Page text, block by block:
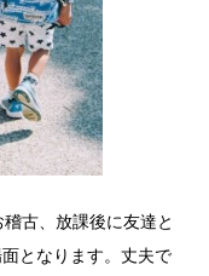
古、放課後に友達と
となります。丈夫で